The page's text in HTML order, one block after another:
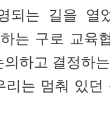
되는 길을 열
는 구로 교육
하고 결정하
리는 멈춰 있